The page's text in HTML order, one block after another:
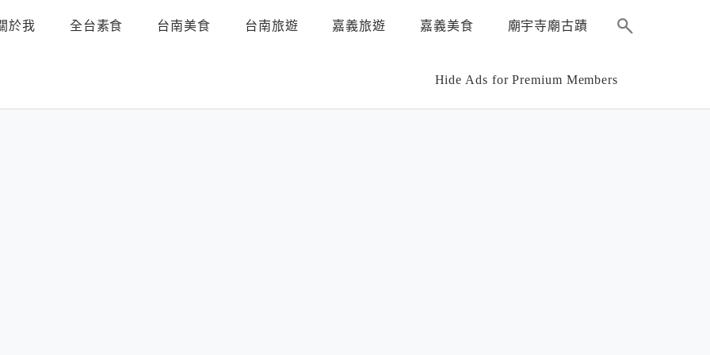
於我 全台素食 台南美食 台南旅遊 嘉義旅遊 嘉義美食 廟宇寺廟古蹟
Hide Ads for Premium Members